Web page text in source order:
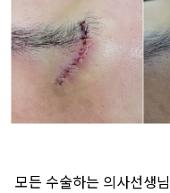
모든 수술하는 의사선생